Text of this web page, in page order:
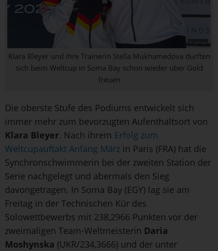
© privat
Klara Bleyer und ihre Trainerin Stella Mukhamedova durften
sich beim Weltcup in Soma Bay schon wieder über Gold
freuen
Die oberste Stufe des Podiums entwickelt sich
immer mehr zum bevorzugten Aufenthaltsort von
Klara Bleyer. Nach ihrem Erfolg zum
Weltcupauftakt Anfang März in Paris (FRA) hat die
Synchronschwimmerin bei der zweiten Station der
Serie nachgelegt und abermals den Sieg
davongetragen. In Soma Bay (EGY) lag sie am
Freitag in der Technischen Kür des
Solowettbewerbs mit 238,2966 Punkten vor der
zweimaligen Team-Weltmeisterin Daria
Moshynska (UKR/234,3666) und der unter